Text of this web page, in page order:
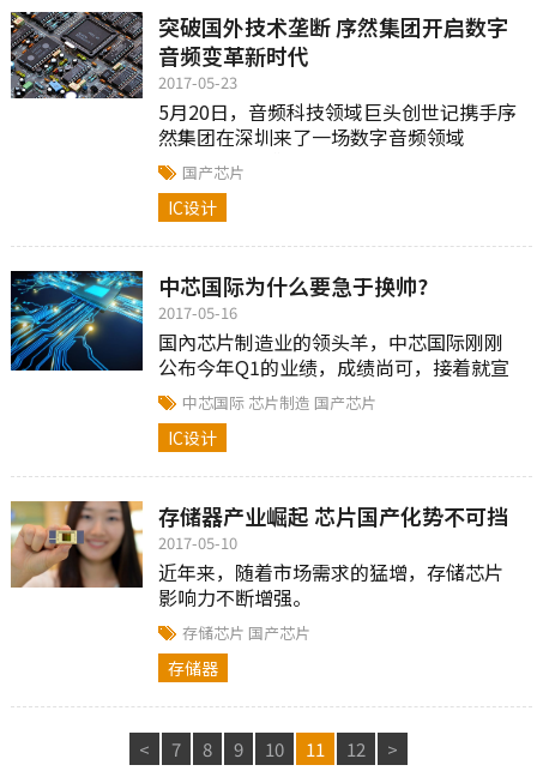
突破国外技术垄断 序然集团开启数字
音频变革新时代
2017-05-23
5月20日，音频科技领域巨头创世记携手序
然集团在深圳来了一场数字音频领域
的“声音告白”。
国产芯片
IC设计
中芯国际为什么要急于换帅?
2017-05-16
国內芯片制造业的领头羊，中芯国际刚刚
公布今年Q1的业绩，成绩尚可，接着就宣
布换帅，由赵海军接替邱慈云。
中芯国际 芯片制造 国产芯片
IC设计
存储器产业崛起 芯片国产化势不可挡
2017-05-10
近年来，随着市场需求的猛增，存储芯片
影响力不断增强。
存储芯片 国产芯片
存储器
< 7 8 9 10 11 12 >